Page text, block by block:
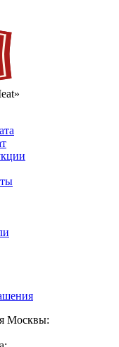
Москвы: